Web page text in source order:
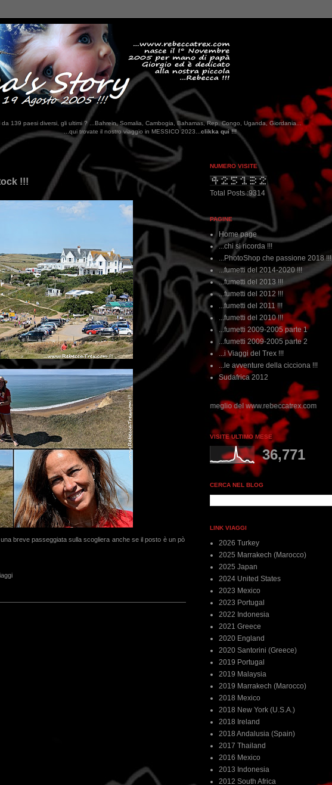
da 139 paesi diversi, gli ultimi ? ...Bahrein, Somalia, Cambogia, Bahamas, Rep. Congo, Uganda, Giordania...
il nostro viaggio in MESSICO 2023...clikka qui !!!
!!!
breve passeggiata sulla scogliera anche se il posto è un pò
NUMERO VISITE
Total Posts :9314
PAGINE
Home page
...chi si ricorda !!!
...PhotoShop che passione 2018 !!!
...fumetti del 2014-2020 !!!
...fumetti del 2013 !!!
...fumetti del 2012 !!!
...fumetti del 2011 !!!
...fumetti del 2010 !!!
...fumetti 2009-2005 parte 1
...fumetti 2009-2005 parte 2
...i Viaggi del Trex !!!
...le avventure della cicciona !!!
Sudafrica 2012
non perdere tempo, clikka "qui", c'è il meglio del www.rebeccatrex.com
VISITE ULTIMO MESE
36,771
CERCA NEL BLOG
LINK VIAGGI
2026 Turkey
2025 Marrakech (Marocco)
2025 Japan
2024 United States
2023 Mexico
2023 Portugal
2022 Indonesia
2021 Greece
2020 England
2020 Santorini (Greece)
2019 Portugal
2019 Malaysia
2019 Marrakech (Marocco)
2018 Mexico
2018 New York (U.S.A.)
2018 Ireland
2018 Andalusia (Spain)
2017 Thailand
2016 Mexico
2013 Indonesia
2012 South Africa